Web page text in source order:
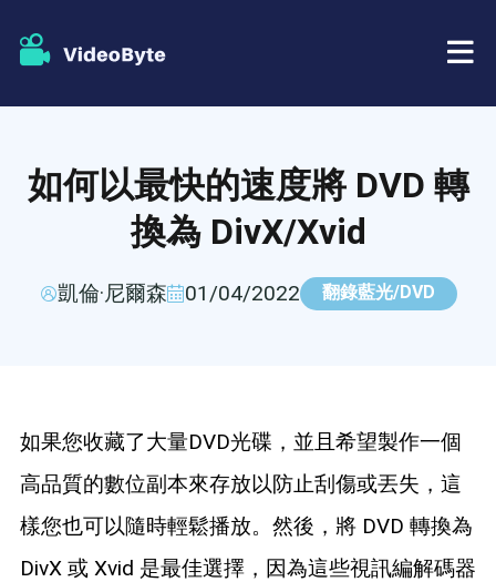
BD-DVD 開膛手
DVD複製
藍光拷貝
店鋪
如何以最快的速度將 DVD 轉
換為 DivX/Xvid
凱倫·尼爾森 01/04/2022 翻錄藍光/DVD
如果您收藏了大量DVD光碟，並且希望製作一個
高品質的數位副本來存放以防止刮傷或丟失，這
樣您也可以隨時輕鬆播放。然後，將 DVD 轉換為
DivX 或 Xvid 是最佳選擇，因為這些視訊編解碼器